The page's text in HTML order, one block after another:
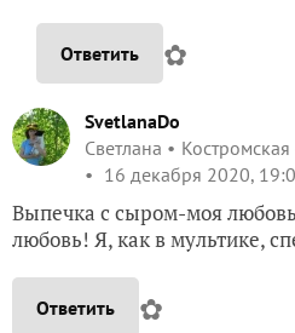
Ответить ✿
SvetlanaDo
Светлана
Костромская
16 декабря 2020,
Выпечка с сыром-моя
любовь! Я, как в мультике,
Ответить ✿